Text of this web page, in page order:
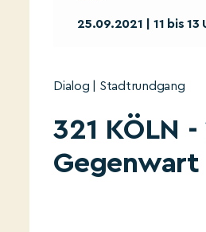
25.09.2021 | 11 bis 13
Dialog | Stadtrundgang
321 KÖLN
Gegenwart